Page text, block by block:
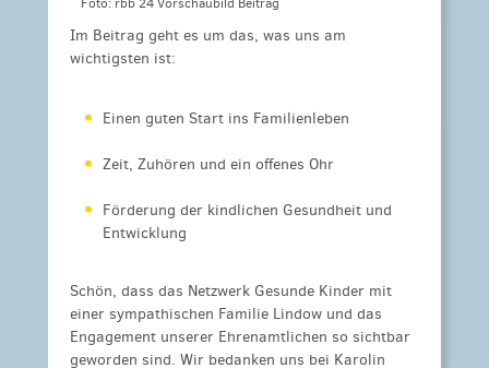
Foto: rbb 24 Vorschaubild Beitrag
Im Beitrag geht es um das, was uns am
wichtigsten ist:
Einen guten Start ins Familienleben
Zeit, Zuhören und ein offenes Ohr
Förderung der kindlichen Gesundheit und
Entwicklung
Schön, dass das Netzwerk Gesunde Kinder mit
einer sympathischen Familie Lindow und das
Engagement unserer Ehrenamtlichen so sichtbar
geworden sind. Wir bedanken uns bei Karolin